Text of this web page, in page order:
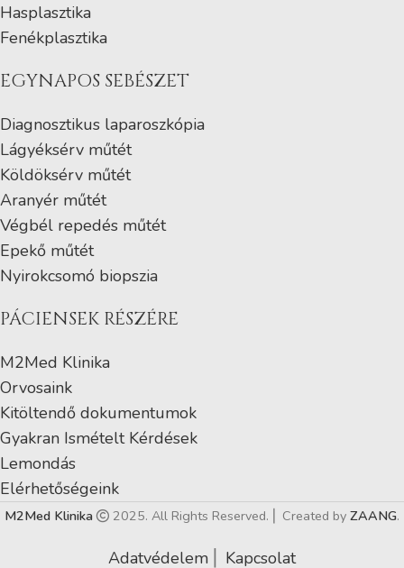
Hasplasztika
Fenékplasztika
EGYNAPOS SEBÉSZET
Diagnosztikus laparoszkópia
Lágyéksérv műtét
Köldöksérv műtét
Aranyér műtét
Végbél repedés műtét
Epekő műtét
Nyirokcsomó biopszia
PÁCIENSEK RÉSZÉRE
M2Med Klinika
Orvosaink
Kitöltendő dokumentumok
Gyakran Ismételt Kérdések
Lemondás
Elérhetőségeink
M2Med Klinika 2025. All Rights Reserved. ⎜ Created by ZAANG.
Adatvédelem Kapcsolat